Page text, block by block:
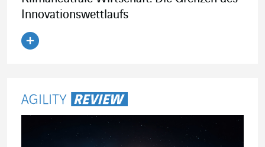
Innovationswettlaufs